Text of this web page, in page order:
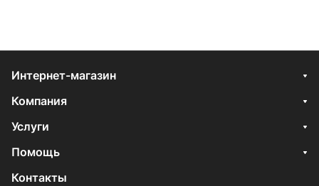
Интернет-магазин
Компания
Услуги
Помощь
Контакты